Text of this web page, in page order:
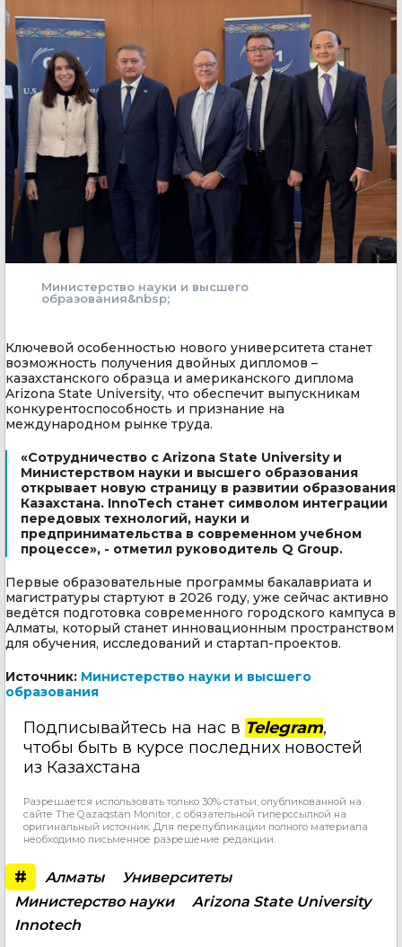
Министерство науки и высшего
образования&nbsp;
Ключевой особенностью нового университета станет
возможность получения двойных дипломов –
казахстанского образца и американского диплома
Arizona State University, что обеспечит выпускникам
конкурентоспособность и признание на
международном рынке труда.
«Сотрудничество с Arizona State University и
Министерством науки и высшего образования
открывает новую страницу в развитии образования
Казахстана. InnoTech станет символом интеграции
передовых технологий, науки и
предпринимательства в современном учебном
процессе», - отметил руководитель Q Group.
Первые образовательные программы бакалавриата и
магистратуры стартуют в 2026 году, уже сейчас активно
ведётся подготовка современного городского кампуса в
Алматы, который станет инновационным пространством
для обучения, исследований и стартап-проектов.
Источник: Министерство науки и высшего
образования
Подписывайтесь на нас в Telegram,
чтобы быть в курсе последних новостей
из Казахстана
Разрешается использовать только 30% статьи, опубликованной на
сайте The Qazaqstan Monitor, с обязательной гиперссылкой на
оригинальный источник. Для перепубликации полного материала
необходимо письменное разрешение редакции.
# Алматы
Университеты
Министерство науки
Arizona State University
Innotech